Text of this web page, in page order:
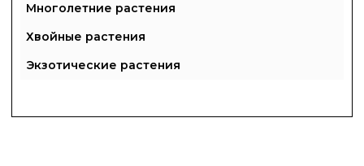
Многолетние растения
Хвойные растения
Экзотические растения